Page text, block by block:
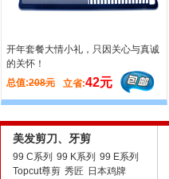
开年套餐大情小礼，只因关心与真诚
的关怀！
总值:208元 立省:42元
美发剪刀、牙剪
99 C系列 99 K系列 99 E系列
Topcut尊剪 秀匠 日本鸡牌